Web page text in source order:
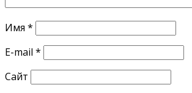
Имя *
E-mail *
Сайт